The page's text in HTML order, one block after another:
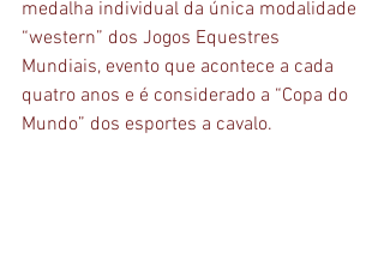
medalha individual da única modalidade
“western” dos Jogos Equestres
Mundiais, evento que acontece a cada
quatro anos e é considerado a “Copa do
Mundo” dos esportes a cavalo.